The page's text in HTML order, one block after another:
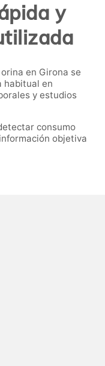
y
en Girona se
habitual en
y estudios
consumo
objetiva